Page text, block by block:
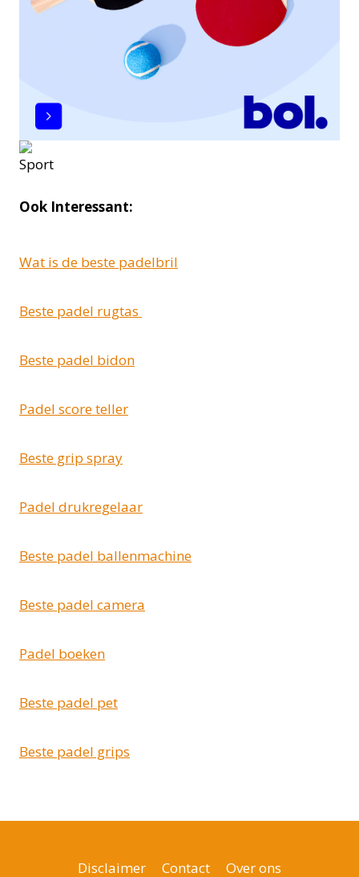
Ook Interessant:
Wat is de beste padelbril
Beste padel rugtas
Beste padel bidon
Padel score teller
Beste grip spray
Padel drukregelaar
Beste padel ballenmachine
Beste padel camera
Padel boeken
Beste padel pet
Beste padel grips
Disclaimer Contact Over ons